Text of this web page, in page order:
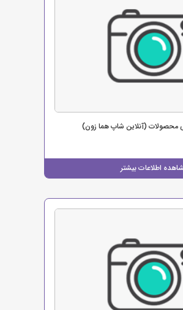
اطلاعات بیشتر
محصولات (آنلاین شاپ هما زون)